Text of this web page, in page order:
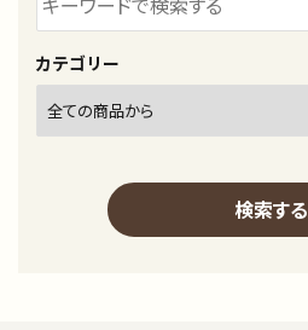
カテゴリー
検索する